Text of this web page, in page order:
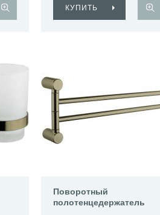
КУПИТЬ
Поворотный
полотенцедержатель